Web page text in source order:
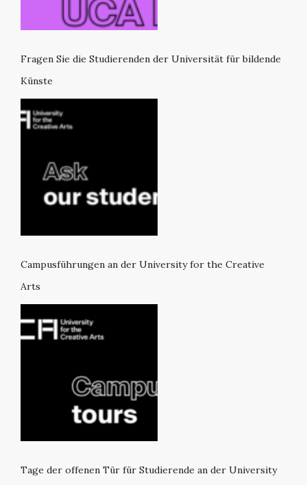
Fragen Sie die Studierenden der Universität für bildende
Künste
Campusführungen an der University for the Creative
Arts
Tage der offenen Tür für Studierende an der University